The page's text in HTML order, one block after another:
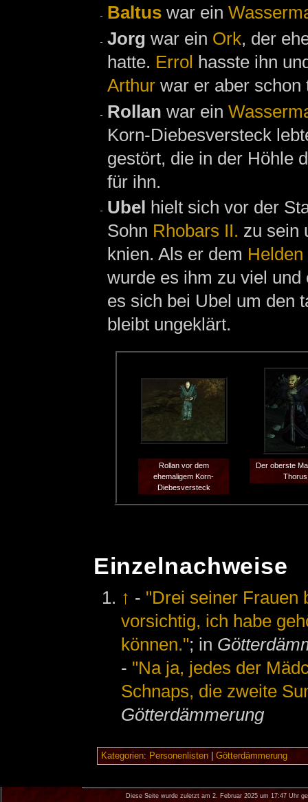
Baltus war ein
Jorg war ein Ork, der
hatte. Errol hasste ihn
Arthur war er aber schon
Rollan war ein
Korn-Diebesversteck
gestört, die in der Höhle
für ihn.
Ubel hielt sich vor der
Sohn Rhobars II. zu sein
knien. Als er dem Helden
wurde es ihm zu viel
es sich bei Ubel um den
bleibt ungeklärt.
Rollan vor dem
ehemaligem Korn-
Diebesversteck
Der oberste
Thorus
Einzelnachweise
↑ - "Drei seiner Frauen
vorsichtig, ich habe
können."; in
- "Na ja, jedes der
Schnaps, die zweite
Götterdämmerung
Kategorien: Personenlisten| Götterdämmerung
Diese Seite wurde zuletzt am 2. Februar 2025 um 17:47 Uhr